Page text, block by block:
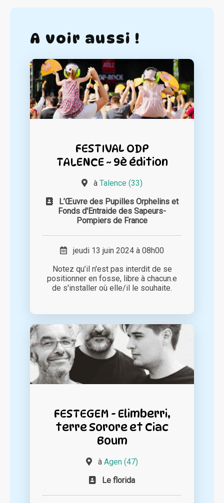
A voir aussi !
FESTIVAL ODP
TALENCE ~ 9è édition
à Talence (33)
L’Œuvre des Pupilles Orphelins et
Fonds d'Entraide des Sapeurs-
Pompiers de France
jeudi 13 juin 2024 à 08h00
Notez qu’il n'est pas interdit de se
positionner en fosse, libre à chacun.e
de s'installer où elle/il le souhaite.
FESTEGEM - Elimberri,
terre Sorore et Ciac
Boum
à Agen (47)
Le florida